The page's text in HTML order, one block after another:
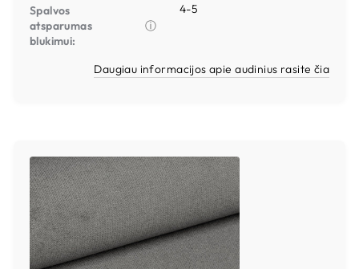
Spalvos
atsparumas
blukimui:
ⓘ
4-5
Daugiau informacijos apie audinius rasite čia